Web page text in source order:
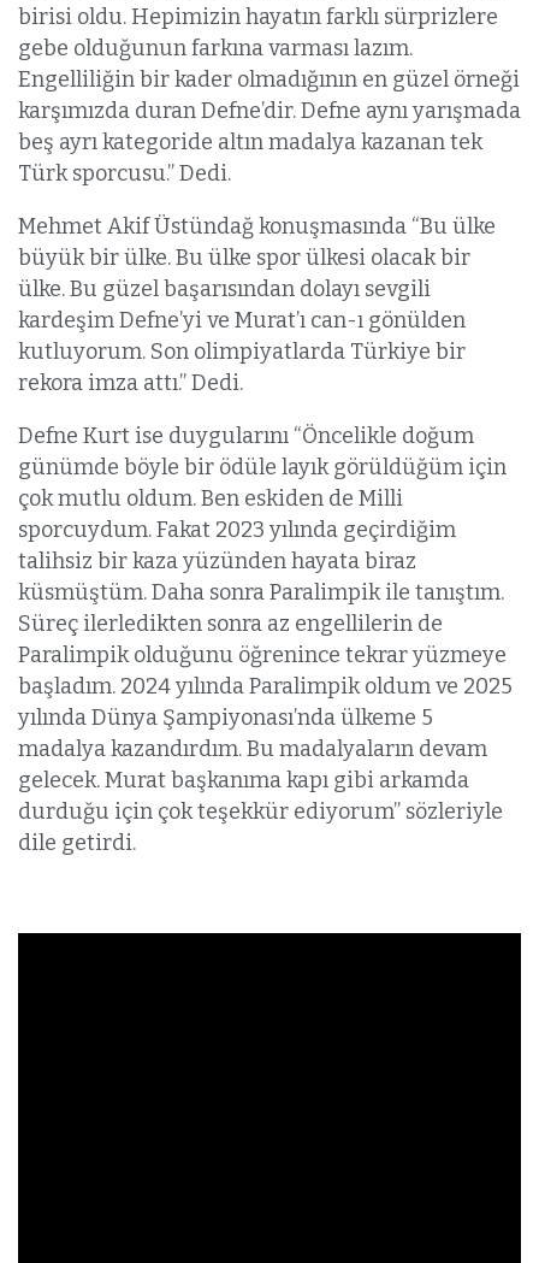
birisi oldu. Hepimizin hayatın farklı sürprizlere
gebe olduğunun farkına varması lazım.
Engelliliğin bir kader olmadığının en güzel örneği
karşımızda duran Defne’dir. Defne aynı yarışmada
beş ayrı kategoride altın madalya kazanan tek
Türk sporcusu.” Dedi.
Mehmet Akif Üstündağ konuşmasında “Bu ülke
büyük bir ülke. Bu ülke spor ülkesi olacak bir
ülke. Bu güzel başarısından dolayı sevgili
kardeşim Defne’yi ve Murat’ı can-ı gönülden
kutluyorum. Son olimpiyatlarda Türkiye bir
rekora imza attı.” Dedi.
Defne Kurt ise duygularını “Öncelikle doğum
günümde böyle bir ödüle layık görüldüğüm için
çok mutlu oldum. Ben eskiden de Milli
sporcuydum. Fakat 2023 yılında geçirdiğim
talihsiz bir kaza yüzünden hayata biraz
küsmüştüm. Daha sonra Paralimpik ile tanıştım.
Süreç ilerledikten sonra az engellilerin de
Paralimpik olduğunu öğrenince tekrar yüzmeye
başladım. 2024 yılında Paralimpik oldum ve 2025
yılında Dünya Şampiyonası’nda ülkeme 5
madalya kazandırdım. Bu madalyaların devam
gelecek. Murat başkanıma kapı gibi arkamda
durduğu için çok teşekkür ediyorum” sözleriyle
dile getirdi.